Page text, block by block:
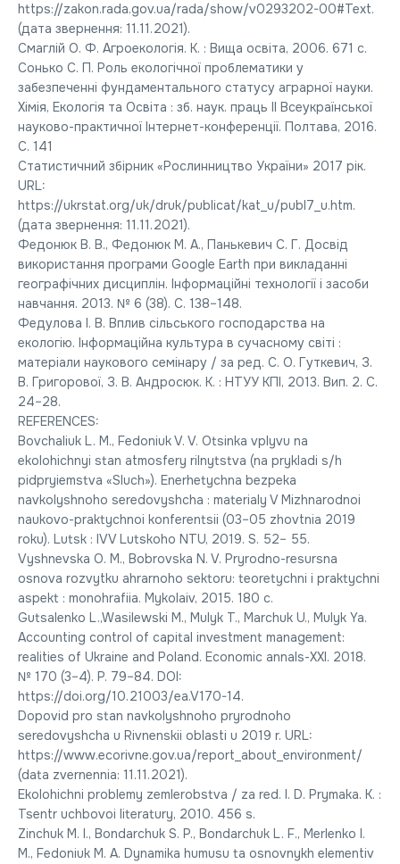
https://zakon.rada.gov.ua/rada/show/v0293202-00#Text.
(дата звернення: 11.11.2021).
Смаглій О. Ф. Агроекологія. К. : Вища освіта, 2006. 671 с.
Сонько С. П. Роль екологічної проблематики у
забезпеченні фундаментального статусу аграрної науки.
Хімія, Екологія та Освіта : зб. наук. праць ІІ Всеукраїнської
науково-практичної Інтернет-конференції. Полтава, 2016.
С. 141
Статистичний збірник «Рослинництво України» 2017 рік.
URL:
https://ukrstat.org/uk/druk/publicat/kat_u/publ7_u.htm.
(дата звернення: 11.11.2021).
Федонюк В. В., Федонюк М. А., Панькевич С. Г. Досвід
використання програми Google Earth при викладанні
географічних дисциплін. Інформаційні технології і засоби
навчання. 2013. № 6 (38). С. 138–148.
Федулова І. В. Вплив сільського господарства на
екологію. Інформаційна культура в сучасному світі :
матеріали наукового семінару / за ред. С. О. Гуткевич, З.
В. Григорової, З. В. Андросюк. К. : НТУУ КПІ, 2013. Вип. 2. С.
24–28.
REFERENCES:
Bovchaliuk L. M., Fedoniuk V. V. Otsinka vplyvu na
ekolohichnyi stan atmosfery rilnytstva (na prykladi s/h
pidpryiemstva «Sluch»). Enerhetychna bezpeka
navkolyshnoho seredovyshcha : materialy V Mizhnarodnoi
naukovo-praktychnoi konferentsii (03–05 zhovtnia 2019
roku). Lutsk : IVV Lutskoho NTU, 2019. S. 52– 55.
Vyshnevska O. M., Bobrovska N. V. Pryrodno-resursna
osnova rozvytku ahrarnoho sektoru: teoretychni i praktychni
aspekt : monohrafiia. Mykolaiv, 2015. 180 c.
Gutsalenko L.,Wasilewski M., Mulyk T., Marchuk U., Mulyk Ya.
Accounting control of capital investment management:
realities of Ukraine and Poland. Economic annals-ХХІ. 2018.
№ 170 (3–4). P. 79–84. DOI:
https://doi.org/10.21003/ea.V170-14.
Dopovid pro stan navkolyshnoho pryrodnoho
seredovyshcha u Rivnenskii oblasti u 2019 r. URL:
https://www.ecorivne.gov.ua/report_about_environment/
(data zvernennia: 11.11.2021).
Ekolohichni problemy zemlerobstva / za red. I. D. Prymaka. K. :
Tsentr uchbovoi literatury, 2010. 456 s.
Zinchuk M. I., Bondarchuk S. P., Bondarchuk L. F., Merlenko I.
M., Fedoniuk M. A. Dynamika humusu ta osnovnykh elementiv